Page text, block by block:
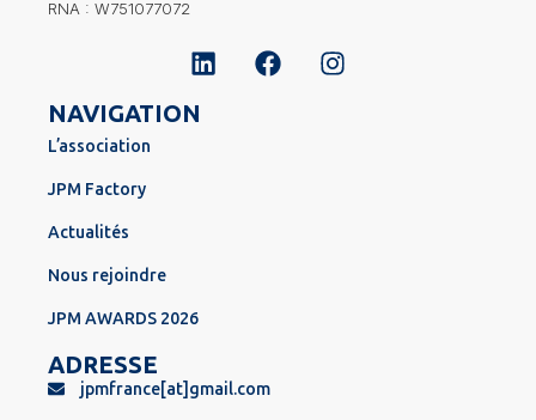
RNA : W751077072
NAVIGATION
L’association
JPM Factory
Actualités
Nous rejoindre
JPM AWARDS 2026
ADRESSE
jpmfrance[at]gmail.com